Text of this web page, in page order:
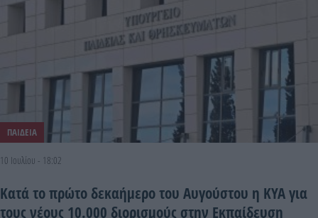
ΠΑΙΔΕΙΑ
10 Ιουλίου - 18:02
Κατά το πρώτο δεκαήμερο του Αυγούστου η ΚΥΑ για
τους νέους 10.000 διορισμούς στην Εκπαίδευση